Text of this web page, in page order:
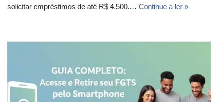
solicitar empréstimos de até R$ 4.500.… Continue a ler »